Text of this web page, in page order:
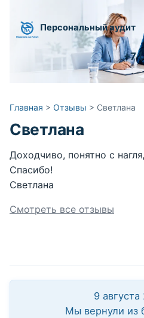
Персональный аудит
+7
Главная > Отзывы > Светлана
Светлана
Доходчиво, понятно с
Спасибо!
Светлана
Смотреть все отзывы
9 августа
Мы вернули из